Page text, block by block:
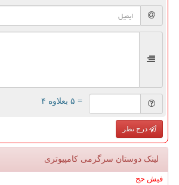
= ۵ بعلاوه ۴
درج نظر
لینک دوستان سرگرمی كامپیوتری
فیش حج